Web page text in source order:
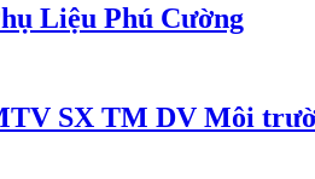
Liệu Phú Cường
SX TM DV Môi